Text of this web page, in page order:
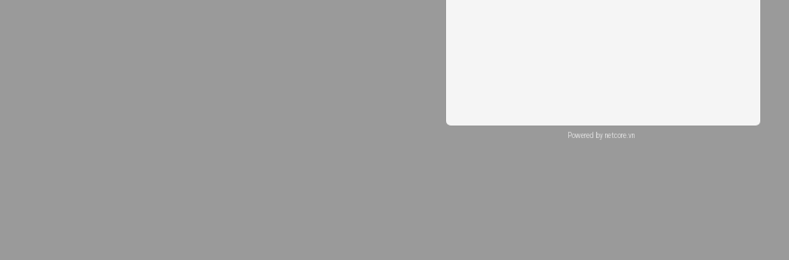
Powered by netcore.vn